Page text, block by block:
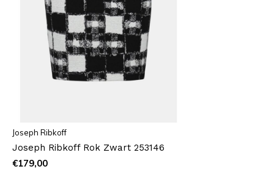
Joseph Ribkoff
Joseph Ribkoff Rok Zwart 253146
€179,00